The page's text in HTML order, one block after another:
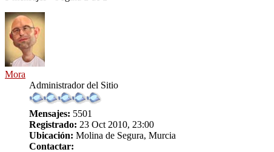
Mora
Administrador del Sitio
Mensajes: 5501
Registrado: 23 Oct 2010, 23:00
Ubicación: Molina de Segura, Murcia
Contactar: